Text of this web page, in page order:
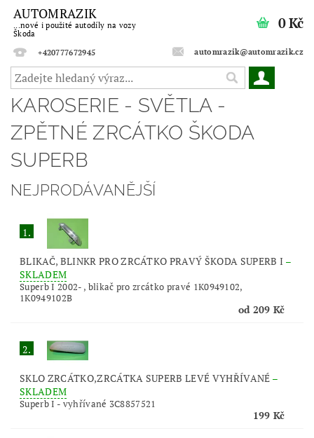
AUTOMRAZIK
...nové i použité autodíly na vozy
Škoda
+420777672945
automrazik@automrazik.cz
0 Kč
KAROSERIE - SVĚTLA -
ZPĚTNÉ ZRCÁTKO ŠKODA
SUPERB
NEJPRODÁVANĚJŠÍ
1.
BLIKAČ, BLINKR PRO ZRCÁTKO PRAVÝ ŠKODA SUPERB I –
SKLADEM
Superb I 2002- , blikač pro zrcátko pravé 1K0949102,
1K0949102B
od 209 Kč
2.
SKLO ZRCÁTKO,ZRCÁTKA SUPERB LEVÉ VYHŘÍVANÉ –
SKLADEM
Superb I - vyhřívané 3C8857521
199 Kč